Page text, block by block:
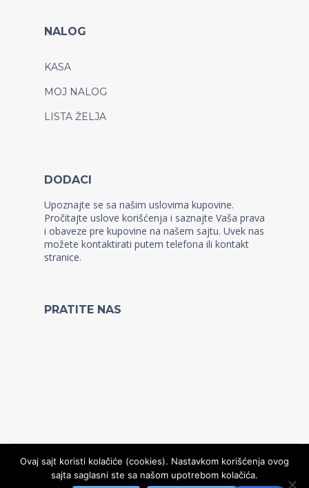
NALOG
KASA
MOJ NALOG
LISTA ŽELJA
DODACI
Upoznajte se sa našim uslovima kupovine.
Pročitajte uslove korišćenja i saznajte Vaša prava
i obaveze pre kupovine na našem sajtu. Uvek nas
možete kontaktirati putem telefona ili kontakt
stranice.
PRATITE NAS
© Copyright 2022, Kidz WordPress Theme
Ovaj sajt koristi kolačiće (cookies). Nastavkom korišćenja ovog
sajta saglasni ste sa našom upotrebom kolačića.